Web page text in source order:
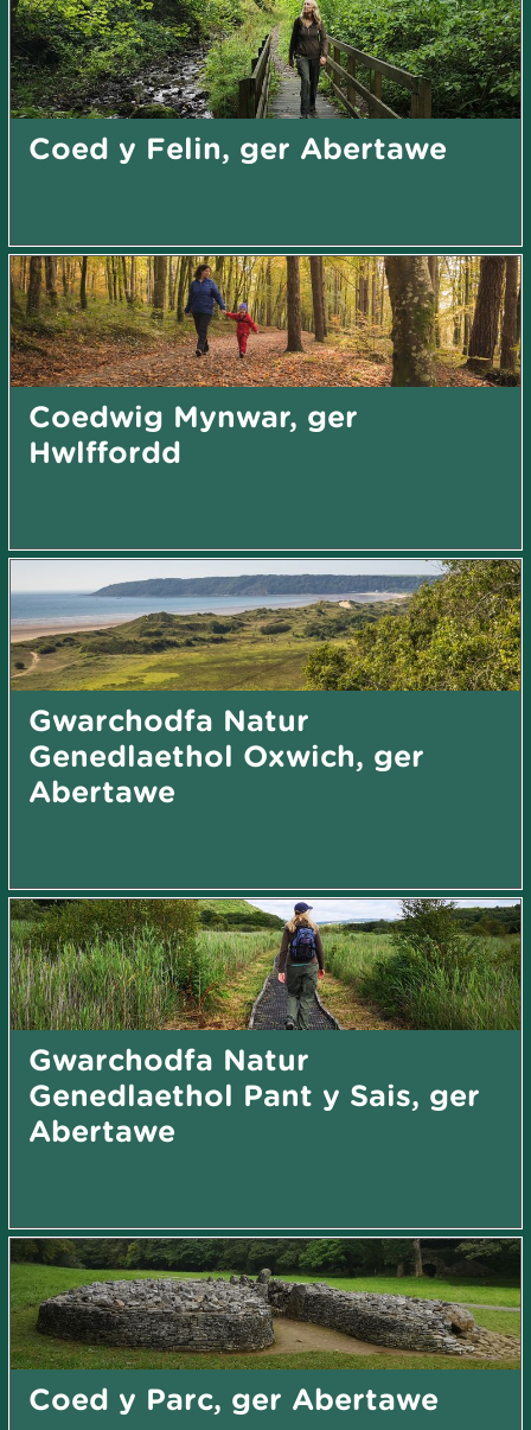
Coed y Felin, ger Abertawe
Coedwig Mynwar, ger
Hwlffordd
Gwarchodfa Natur
Genedlaethol Oxwich, ger
Abertawe
Gwarchodfa Natur
Genedlaethol Pant y Sais, ger
Abertawe
Coed y Parc, ger Abertawe